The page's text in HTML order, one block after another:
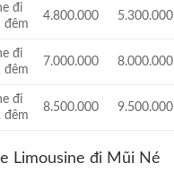
đi
đêm
4.800.000 5.300.000
đi
đêm
7.000.000 8.000.000
đi
đêm
8.500.000 9.500.000
Limousine đi Mũi Né